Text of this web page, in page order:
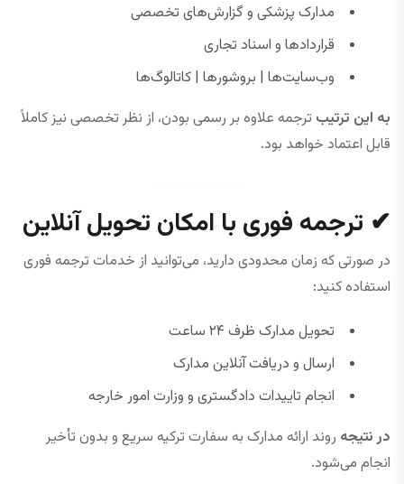
مدارک پزشکی و گزارش‌های تخصصی
قراردادها و اسناد تجاری
وب‌سایت‌ها | بروشورها | کاتالوگ‌ها
به این ترتیب ترجمه علاوه بر رسمی بودن، از نظر تخصصی نیز کاملاً
قابل اعتماد خواهد بود.
✔ ترجمه فوری با امکان تحویل آنلاین
در صورتی که زمان محدودی دارید، می‌توانید از خدمات ترجمه فوری
استفاده کنید:
تحویل مدارک ظرف ۲۴ ساعت
ارسال و دریافت آنلاین مدارک
انجام تاییدات دادگستری و وزارت امور خارجه
در نتیجه روند ارائه مدارک به سفارت ترکیه سریع و بدون تأخیر
انجام می‌شود.